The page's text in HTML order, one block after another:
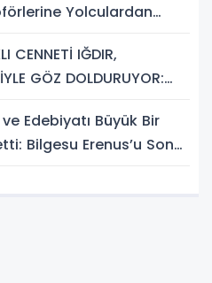
Yolculardan
CENNETİ IĞDIR,
GÖZ DOLDURUYOR:
Edebiyatı Büyük Bir
Bilgesu Erenus’u Son